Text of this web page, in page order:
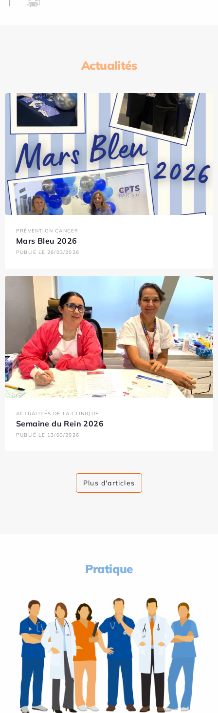
Actualités
PRÉVENTION CANCER
Mars Bleu 2026
PUBLIÉ LE 26/03/2026
ACTUALITÉS DE LA CLINIQUE
Semaine du Rein 2026
PUBLIÉ LE 13/03/2026
Plus d'articles
Pratique